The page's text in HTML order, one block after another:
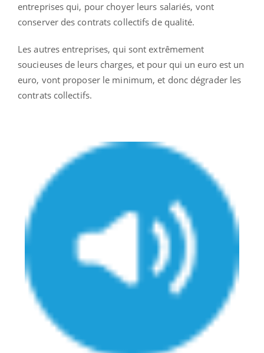
entreprises qui, pour choyer leurs salariés, vont
conserver des contrats collectifs de qualité.
Les autres entreprises, qui sont extrêmement
soucieuses de leurs charges, et pour qui un euro est un
euro, vont proposer le minimum, et donc dégrader les
contrats collectifs.